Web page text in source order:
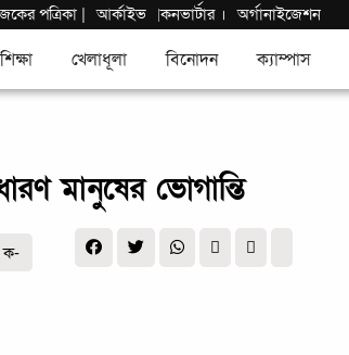
পত্রিকা | আর্কাইভ |কনভার্টার । অর্গানাইজেশন
শিক্ষা খেলাধূলা বিনোদন ক্যাম্পাস
মানুষের ভোগান্তি
ক-